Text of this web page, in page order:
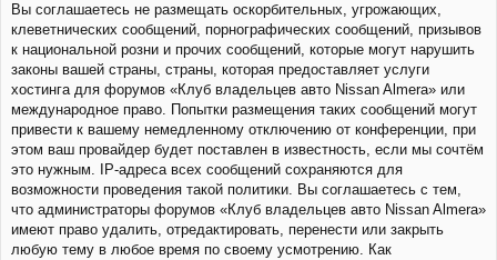
Вы соглашаетесь не размещать оскорбительных, угрожающих,
клеветнических сообщений, порнографических сообщений, призывов
к национальной розни и прочих сообщений, которые могут нарушить
законы вашей страны, страны, которая предоставляет услуги
хостинга для форумов «Клуб владельцев авто Nissan Almera» или
международное право. Попытки размещения таких сообщений могут
привести к вашему немедленному отключению от конференции, при
этом ваш провайдер будет поставлен в известность, если мы сочтём
это нужным. IP-адреса всех сообщений сохраняются для
возможности проведения такой политики. Вы соглашаетесь с тем,
что администраторы форумов «Клуб владельцев авто Nissan Almera»
имеют право удалить, отредактировать, перенести или закрыть
любую тему в любое время по своему усмотрению. Как